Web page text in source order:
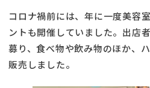
コロナ禍前には、年に一度美容
ントも開催していました。出店
募り、食べ物や飲み物のほか、
販売しました。